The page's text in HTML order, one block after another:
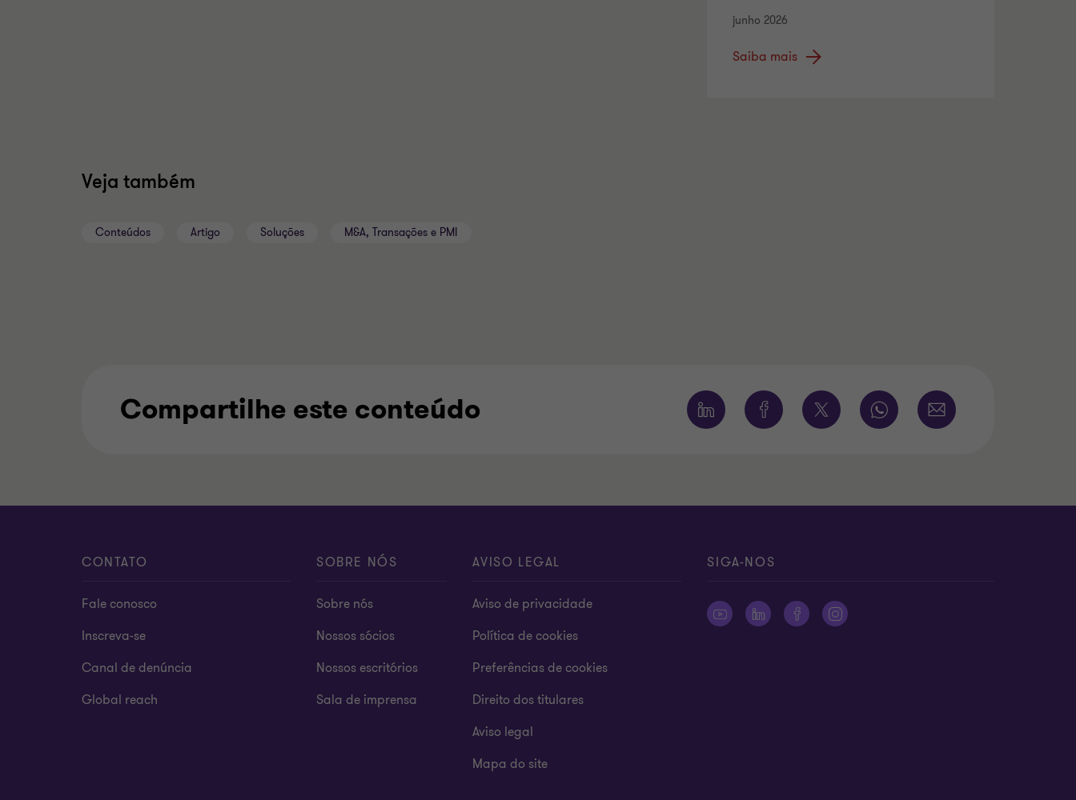
junho 2026
Saiba mais
Veja também
Conteúdos Artigo Soluções M&A, Transações e PMI
Compartilhe este conteúdo
CONTATO
Fale conosco
Inscreva-se
Canal de denúncia
Global reach
SOBRE NÓS
Sobre nós
Nossos sócios
Nossos escritórios
Sala de imprensa
AVISO LEGAL
Aviso de privacidade
Política de cookies
Preferências de cookies
Direito dos titulares
Aviso legal
Mapa do site
SIGA-NOS